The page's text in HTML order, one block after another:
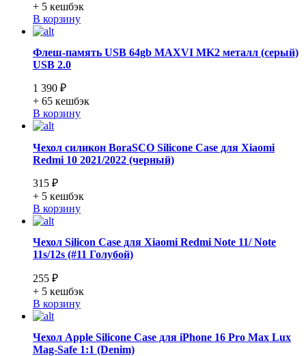
+ 5 кешбэк
В корзину
Флеш-память USB 64gb MAXVI MK2 металл (серый)
USB 2.0
1 390 ₽
+ 65 кешбэк
В корзину
Чехол силикон BoraSCO Silicone Case для Xiaomi
Redmi 10 2021/2022 (черный)
315 ₽
+ 5 кешбэк
В корзину
Чехол Silicon Case для Xiaomi Redmi Note 11/ Note
11s/12s (#11 Голубой)
255 ₽
+ 5 кешбэк
В корзину
Чехол Apple Silicone Case для iPhone 16 Pro Max Lux
Mag-Safe 1:1 (Denim)